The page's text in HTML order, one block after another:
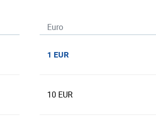
Euro
1 EUR
10 EUR